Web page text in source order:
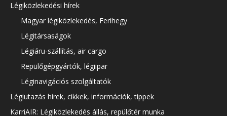
Légiközlekedési hírek
Magyar légiközlekedés, Ferihegy
Légitársaságok
Légiáru-szállítás, air cargo
Repülőgépgyártók, légiipar
Léginavigációs szolgáltatók
Légiutazás hírek, cikkek, információk, tippek
KarriAIR: Légiközlekedés állás, repülőtér munka